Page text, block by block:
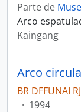
Parte de
Arco
Kaingang
Arco
BR DFFUNAI
· 1994